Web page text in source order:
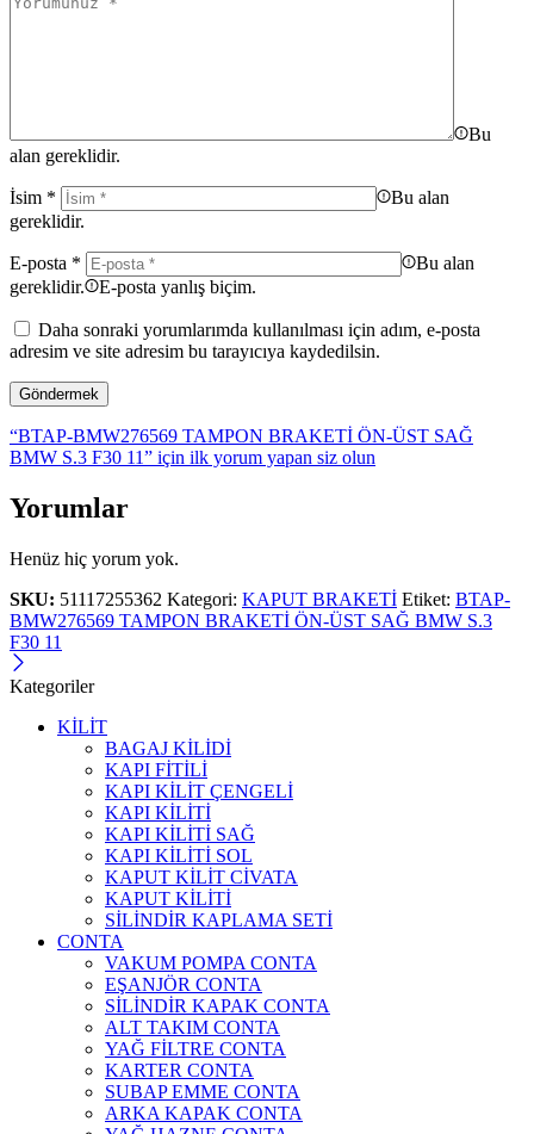
Bu
alan gereklidir.
İsim *
Bu alan
gereklidir.
E-posta *
Bu alan
gereklidir.
E-posta yanlış biçim.
Daha sonraki yorumlarımda kullanılması için adım, e-posta
adresim ve site adresim bu tarayıcıya kaydedilsin.
“BTAP-BMW276569 TAMPON BRAKETİ ÖN-ÜST SAĞ
BMW S.3 F30 11” için ilk yorum yapan siz olun
Yorumlar
Henüz hiç yorum yok.
SKU: 51117255362 Kategori: KAPUT BRAKETİ Etiket: BTAP-
BMW276569 TAMPON BRAKETİ ÖN-ÜST SAĞ BMW S.3
F30 11
Kategoriler
KİLİT
BAGAJ KİLİDİ
KAPI FİTİLİ
KAPI KİLİT ÇENGELİ
KAPI KİLİTİ
KAPI KİLİTİ SAĞ
KAPI KİLİTİ SOL
KAPUT KİLİT CİVATA
KAPUT KİLİTİ
SİLİNDİR KAPLAMA SETİ
CONTA
VAKUM POMPA CONTA
EŞANJÖR CONTA
SİLİNDİR KAPAK CONTA
ALT TAKIM CONTA
YAĞ FİLTRE CONTA
KARTER CONTA
SUBAP EMME CONTA
ARKA KAPAK CONTA